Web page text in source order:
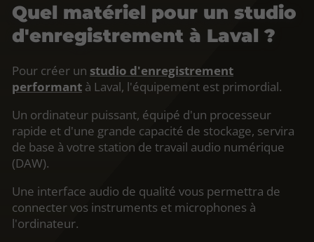
Quel matériel pour un studio
d'enregistrement à Laval ?
Pour créer un studio d'enregistrement
performant à Laval, l'équipement est primordial.
Un ordinateur puissant, équipé d'un processeur
rapide et d'une grande capacité de stockage, servira
de base à votre station de travail audio numérique
(DAW).
Une interface audio de qualité vous permettra de
connecter vos instruments et microphones à
l'ordinateur.